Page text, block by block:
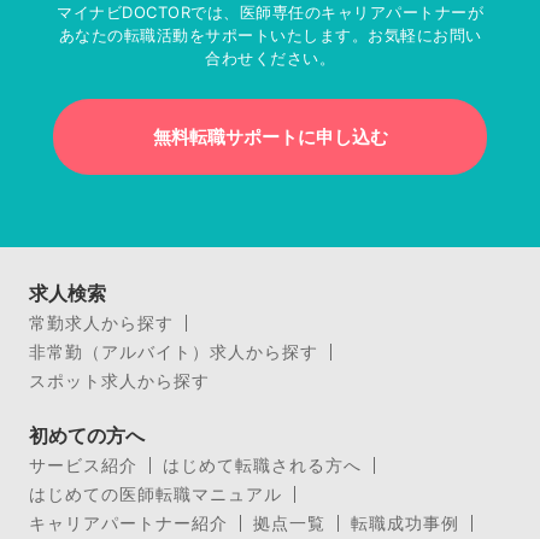
マイナビDOCTORでは、医師専任のキャリアパートナーが
あなたの転職活動をサポートいたします。お気軽にお問い
合わせください。
無料転職サポートに申し込む
求人検索
常勤求人から探す
非常勤（アルバイト）求人から探す
スポット求人から探す
初めての方へ
サービス紹介
はじめて転職される方へ
はじめての医師転職マニュアル
キャリアパートナー紹介
拠点一覧
転職成功事例